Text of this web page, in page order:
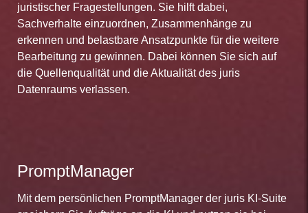
juristischer Fragestellungen. Sie hilft dabei,
Sachverhalte einzuordnen, Zusammenhänge zu
erkennen und belastbare Ansatzpunkte für die weitere
Bearbeitung zu gewinnen. Dabei können Sie sich auf
die Quellenqualität und die Aktualität des juris
Datenraums verlassen.
PromptManager
Mit dem persönlichen PromptManager der juris KI-Suite